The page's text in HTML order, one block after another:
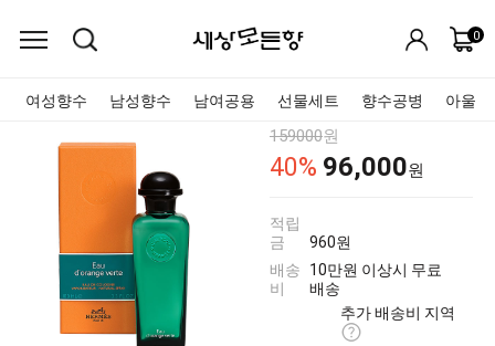
0
여성향수 남성향수 남여공용 선물세트 향수공병 아울렛
159000원
40% 96,000원
적립
금
960원
배송
비
10만원 이상시 무료
배송
추가 배송비 지역